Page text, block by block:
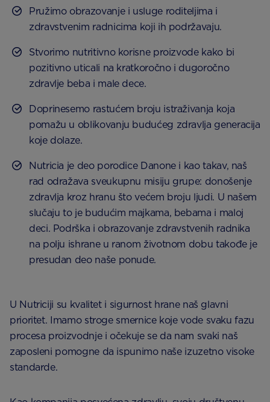
Pružimo obrazovanje i usluge roditeljima i
zdravstvenim radnicima koji ih podržavaju.
Stvorimo nutritivno korisne proizvode kako bi
pozitivno uticali na kratkoročno i dugoročno
zdravlje beba i male dece.
Doprinesemo rastućem broju istraživanja koja
pomažu u oblikovanju budućeg zdravlja generacija
koje dolaze.
Nutricia je deo porodice Danone i kao takav, naš
rad odražava sveukupnu misiju grupe: donošenje
zdravlja kroz hranu što većem broju ljudi. U našem
slučaju to je budućim majkama, bebama i maloj
deci. Podrška i obrazovanje zdravstvenih radnika
na polju ishrane u ranom životnom dobu takođe je
presudan deo naše ponude.
U Nutriciji su kvalitet i sigurnost hrane naš glavni
prioritet. Imamo stroge smernice koje vode svaku fazu
procesa proizvodnje i očekuje se da nam svaki naš
zaposleni pomogne da ispunimo naše izuzetno visoke
standarde.